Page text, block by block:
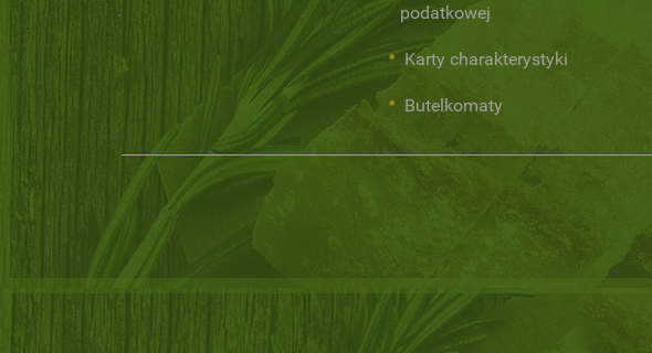
podatkowej
Karty charakterystyki
Butelkomaty